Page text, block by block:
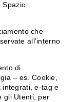
Spazio
che
all’interno
di
– es. Cookie,
integrati, e-tag e
gli Utenti, per